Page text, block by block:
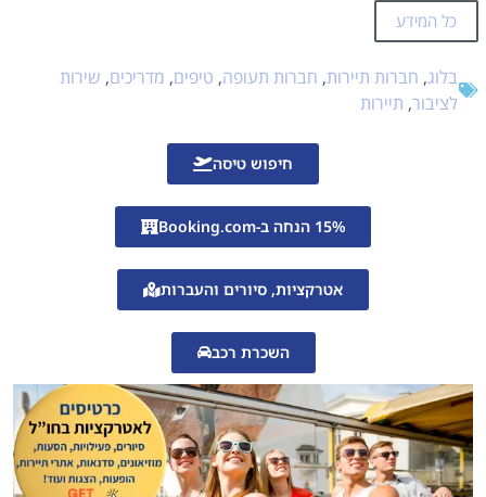
הטעות הגדולה: להסכים מהר מדי לשובר
האם מגיע פיצוי גם על טיסת צ’רטר?
האם אפשר לקבל גם החזר וגם פיצוי?
מה קורה אם פספסתם אירוע חשוב?
מה קורה אם קניתם טיסות נפרדות?
מה לגבי מזוודות?
כמה זמן יש להגיש דרישה?
מסמכים שכדאי לשמור כבר בשדה התעופה
האם סוכן הנסיעות אחראי?
העובדה החשובה ביותר שרוב הנוסעים לא מכירים
כל המידע
בלוג, חברות תיירות, חברות תעופה, טיפים, מדריכים, שירות
לציבור, תיירות
חיפוש טיסה
15% הנחה ב-Booking.com
אטרקציות, סיורים והעברות
השכרת רכב